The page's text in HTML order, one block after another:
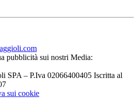
pubblicità sui nostri Media:
SPA – P.Iva 02066400405 Iscritta al
sui cookie